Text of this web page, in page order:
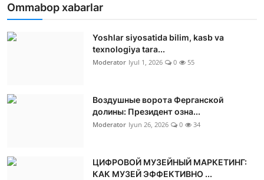
Ommabop xabarlar
Yoshlar siyosatida bilim, kasb va
texnologiya tara...
Moderator Iyul 1, 2026 0 55
Воздушные ворота Ферганской
долины: Президент озна...
Moderator Iyun 26, 2026 0 34
ЦИФРОВОЙ МУЗЕЙНЫЙ МАРКЕТИНГ:
КАК МУЗЕЙ ЭФФЕКТИВНО ...